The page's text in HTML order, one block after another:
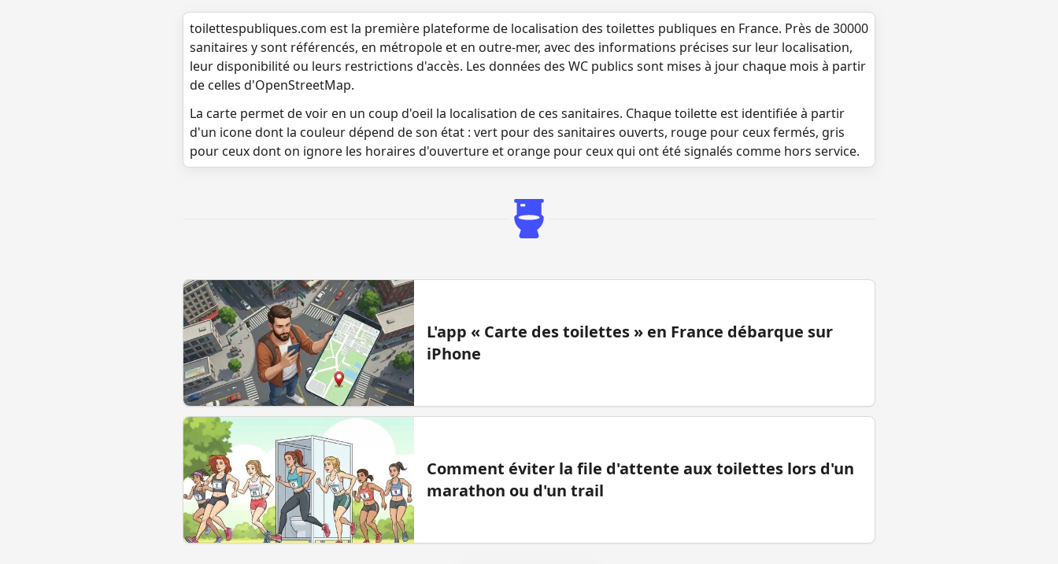
toilettespubliques.com est la première plateforme de localisation des toilettes publiques en France. Près de 30000
sanitaires y sont référencés, en métropole et en outre-mer, avec des informations précises sur leur localisation,
leur disponibilité ou leurs restrictions d'accès. Les données des WC publics sont mises à jour chaque mois à partir
de celles d'OpenStreetMap.
La carte permet de voir en un coup d'oeil la localisation de ces sanitaires. Chaque toilette est identifiée à partir
d'un icone dont la couleur dépend de son état : vert pour des sanitaires ouverts, rouge pour ceux fermés, gris
pour ceux dont on ignore les horaires d'ouverture et orange pour ceux qui ont été signalés comme hors service.
L'app « Carte des toilettes » en France débarque sur
iPhone
Comment éviter la file d'attente aux toilettes lors d'un
marathon ou d'un trail